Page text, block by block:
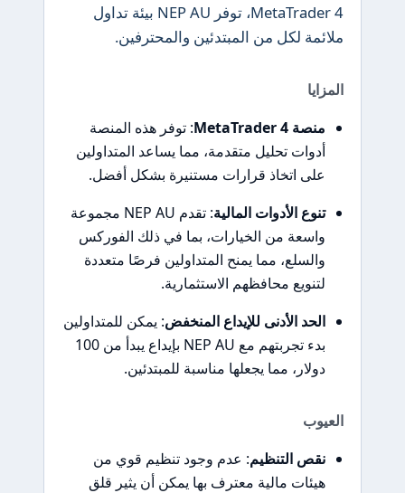
MetaTrader 4، توفر NEP AU بيئة تداول
ملائمة لكل من المبتدئين والمحترفين.
المزايا
منصة MetaTrader 4
: توفر هذه المنصة
أدوات تحليل متقدمة، مما يساعد المتداولين
على اتخاذ قرارات مستنيرة بشكل أفضل.
تنوع الأدوات المالية
: تقدم NEP AU مجموعة
واسعة من الخيارات، بما في ذلك الفوركس
والسلع، مما يمنح المتداولين فرصًا متعددة
لتنويع محافظهم الاستثمارية.
الحد الأدنى للإيداع المنخفض: يمكن للمتداولين
بدء تجربتهم مع NEP AU بإيداع يبدأ من 100
دولار، مما يجعلها مناسبة للمبتدئين.
العيوب
نقص التنظيم: عدم وجود تنظيم قوي من
هيئات مالية معترف بها يمكن أن يثير قلق